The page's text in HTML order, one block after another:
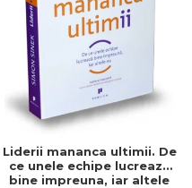
Liderii mananca ultimii. De
ce unele echipe lucreaza
bine impreuna, iar altele